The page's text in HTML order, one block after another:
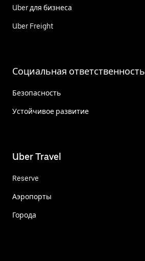
Uber для бизнеса
Uber Freight
Социальная ответственность
Безопасность
Устойчивое развитие
Uber Travel
Reserve
Аэропорты
Города